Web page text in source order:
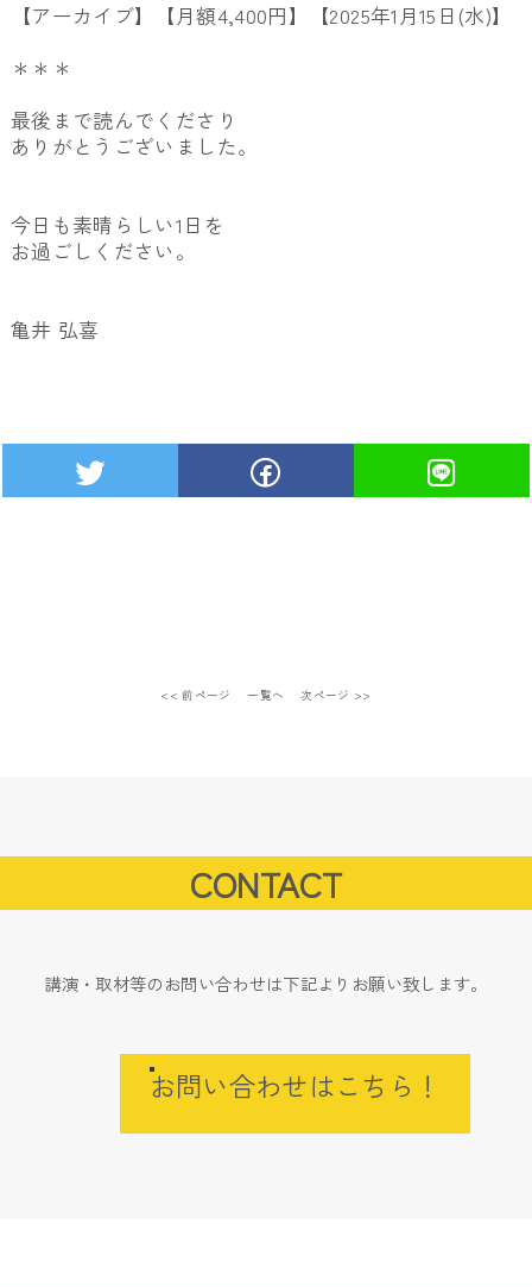
【アーカイブ】【月額4,400円】【2025年1月15日(水)】
＊＊＊
最後まで読んでくださり
ありがとうございました。
今日も素晴らしい1日を
お過ごしください。
亀井 弘喜
<< 前ページ 一覧へ 次ページ >>
CONTACT
講演・取材等のお問い合わせは下記よりお願い致します。
お問い合わせはこちら！